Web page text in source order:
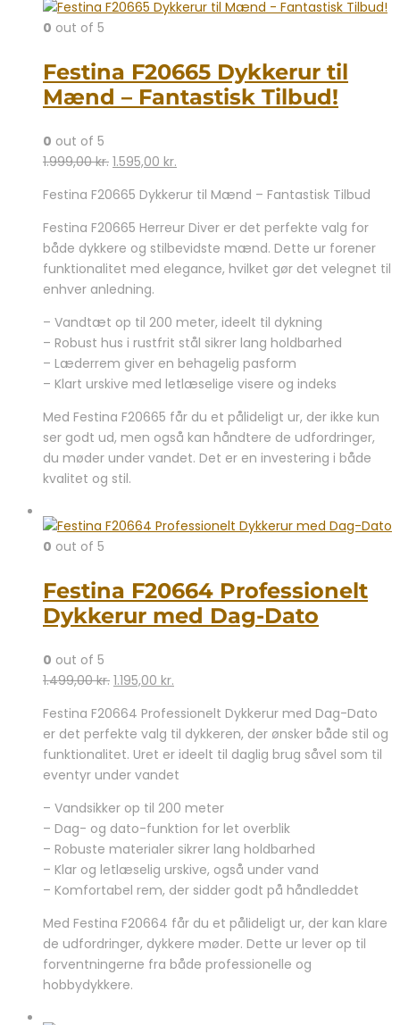
0 out of 5
Festina F20665 Dykkerur til
Mænd – Fantastisk Tilbud!
0 out of 5
1.999,00kr. Den
pris
var:
1.999,00 kr..
1.595,00 kr.
pris
er:
1.595,00 kr..
Festina F20665 Dykkerur til Mænd – Fantastisk Tilbud
Festina F20665 Herreur Diver er det perfekte valg for
både dykkere og stilbevidste mænd. Dette ur forener
funktionalitet med elegance, hvilket gør det velegnet til
enhver anledning.
– Vandtæt op til 200 meter, ideelt til dykning
– Robust hus i rustfrit stål sikrer lang holdbarhed
– Læderrem giver en behagelig pasform
– Klart urskive med letlæselige visere og indeks
Med Festina F20665 får du et pålideligt ur, der ikke kun
ser godt ud, men også kan håndtere de udfordringer,
du møder under vandet. Det er en investering i både
kvalitet og stil.
0 out of 5
Festina F20664 Professionelt
Dykkerur med Dag-Dato
0 out of 5
1.499,00kr. Den
pris
var:
1.499,00 kr..
1.195,00 kr.
pris
er:
1.195,00 kr..
Festina F20664 Professionelt Dykkerur med Dag-Dato
er det perfekte valg til dykkeren, der ønsker både stil og
funktionalitet. Uret er ideelt til daglig brug såvel som til
eventyr under vandet
– Vandsikker op til 200 meter
– Dag- og dato-funktion for let overblik
– Robuste materialer sikrer lang holdbarhed
– Klar og letlæselig urskive, også under vand
– Komfortabel rem, der sidder godt på håndleddet
Med Festina F20664 får du et pålideligt ur, der kan klare
de udfordringer, dykkere møder. Dette ur lever op til
forventningerne fra både professionelle og
hobbydykkere.